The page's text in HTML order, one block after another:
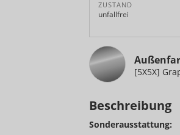
ZUSTAND
unfallfrei
[5X5X]
Beschreibung
Sonderausstattung: